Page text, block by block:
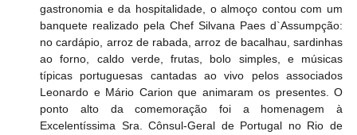
gastronomia e da hospitalidade, o almoço contou com um
banquete realizado pela Chef Silvana Paes d`Assumpção:
no cardápio, arroz de rabada, arroz de bacalhau, sardinhas
ao forno, caldo verde, frutas, bolo simples, e músicas
típicas portuguesas cantadas ao vivo pelos associados
Leonardo e Mário Carion que animaram os presentes. O
ponto alto da comemoração foi a homenagem à
Excelentíssima Sra. Cônsul-Geral de Portugal no Rio de